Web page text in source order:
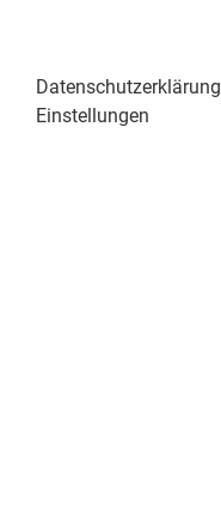
Datenschutzerklärung
Einstellungen